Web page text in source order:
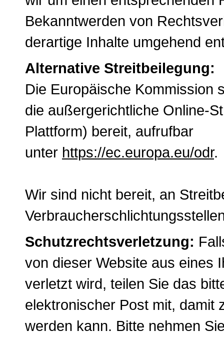
Bekanntwerden von
derartige Inhalte umgehend
Alternative Streitbeilegung:
Die Europäische Kommission
die außergerichtliche Online-
Plattform) bereit, aufrufbar
unter https://ec.europa.eu/odr.
Wir sind nicht bereit, an
Schutzrechtsverletzung:
von dieser Website aus eines
verletzt wird, teilen Sie das
elektronischer Post mit, damit
werden kann. Bitte nehmen